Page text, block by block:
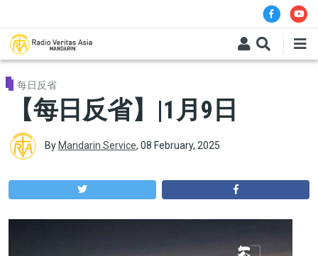
每日反省
【每日反省】|1月9日
By Mandarin Service, 08 February, 2025